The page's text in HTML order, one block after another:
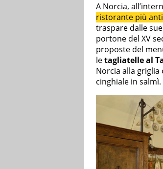
A Norcia,
ristorante più
traspare dalle
portone del XV
proposte del
letagliatelle al
Norcia alla griglia
cinghiale in salmì.